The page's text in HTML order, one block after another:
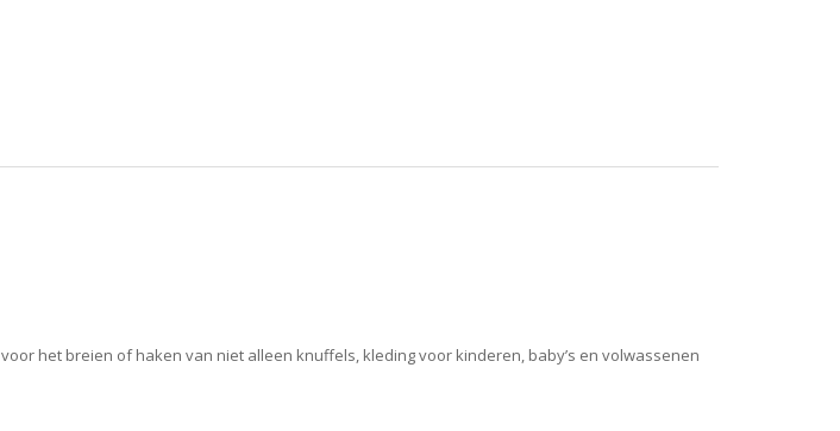
het breien of haken van niet alleen knuffels, kleding voor kinderen, baby’s en volwassenen